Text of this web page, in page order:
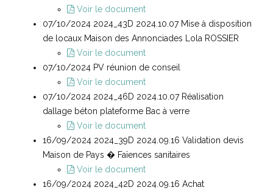
Voir le document
07/10/2024 2024_43D 2024.10.07 Mise à disposition
de locaux Maison des Annonciades Lola ROSSIER
Voir le document
07/10/2024 PV réunion de conseil
Voir le document
07/10/2024 2024_46D 2024.10.07 Réalisation
dallage béton plateforme Bac à verre
Voir le document
16/09/2024 2024_39D 2024.09.16 Validation devis
Maison de Pays � Faïences sanitaires
Voir le document
16/09/2024 2024_42D 2024.09.16 Achat